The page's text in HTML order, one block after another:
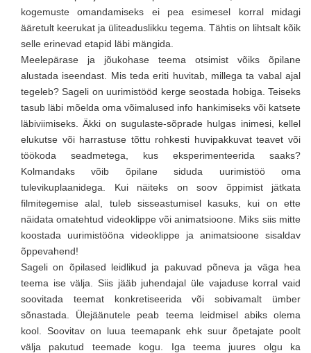
kogemuste omandamiseks ei pea esimesel korral midagi
ääretult keerukat ja üliteaduslikku tegema. Tähtis on lihtsalt kõik
selle erinevad etapid läbi mängida.
Meelepärase ja jõukohase teema otsimist võiks õpilane
alustada iseendast. Mis teda eriti huvitab, millega ta vabal ajal
tegeleb? Sageli on uurimistööd kerge seostada hobiga. Teiseks
tasub läbi mõelda oma võimalused info hankimiseks või katsete
läbiviimiseks. Äkki on sugulaste-sõprade hulgas inimesi, kellel
elukutse või harrastuse tõttu rohkesti huvipakkuvat teavet või
töökoda seadmetega, kus eksperimenteerida saaks?
Kolmandaks võib õpilane siduda uurimistöö oma
tulevikuplaanidega. Kui näiteks on soov õppimist jätkata
filmitegemise alal, tuleb sisseastumisel kasuks, kui on ette
näidata omatehtud videoklippe või animatsioone. Miks siis mitte
koostada uurimistööna videoklippe ja animatsioone sisaldav
õppevahend!
Sageli on õpilased leidlikud ja pakuvad põneva ja väga hea
teema ise välja. Siis jääb juhendajal üle vajaduse korral vaid
soovitada teemat konkretiseerida või sobivamalt ümber
sõnastada. Ülejäänutele peab teema leidmisel abiks olema
kool. Soovitav on luua teemapank ehk suur õpetajate poolt
välja pakutud teemade kogu. Iga teema juures olgu ka